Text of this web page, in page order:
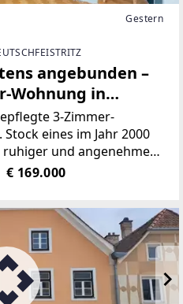
Gestern
angebunden –
Wohnung in
3-Zimmer-
eines im Jahr 2000
und angenehmer
Sie sich
TOUR
€ 169.000